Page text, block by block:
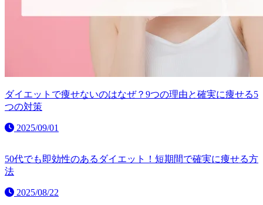
ダイエットで痩せないのはなぜ？9つの理由と確実に痩せる5
つの対策
2025/09/01
50代でも即効性のあるダイエット！短期間で確実に痩せる方
法
2025/08/22